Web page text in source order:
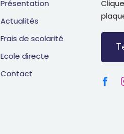
Présentation
Actualités
Frais de scolarité
Ecole directe
Contact